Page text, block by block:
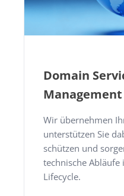
Domain
Management
Wir übernehmen
unterstützen Sie
schützen und
technische
Lifecycle.